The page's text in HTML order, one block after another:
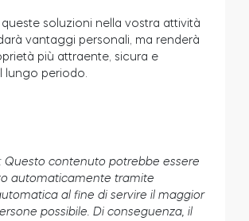
soluzioni nella vostra attività
vantaggi personali, ma renderà
più attraente, sicura e
lungo periodo.
Questo contenuto potrebbe essere
automaticamente tramite
al fine di servire il maggior
possibile. Di conseguenza, il